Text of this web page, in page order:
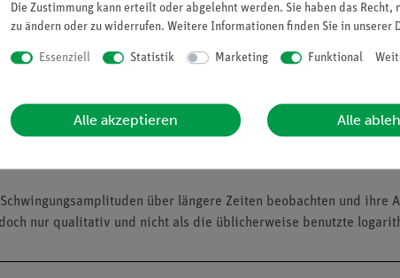
bei Schüler/innen durch Nutzung der intuitiven measureAPP.
in Luft frei schwingen und beobachte die Auslenkung in
Pendels in Wasser tauchen und untersuche auch hier die
über längere Zeiten beobachten und
nur qualitativ und nicht als die üblicherweise benutzte
Die Zustimmung kann erteilt oder abgelehnt werden. Sie haben das
zu ändern oder zu widerrufen. Weitere Informationen finden Sie in unserer
Essenziell Statistik Marketing Funktional
Alle akzeptieren Alle